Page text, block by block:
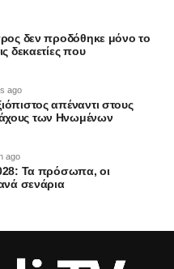
δεν προδόθηκε μόνο το
δεκαετίες που
ago
απέναντι στους
των Ηνωμένων
ago
Τα πρόσωπα, οι
σενάρια